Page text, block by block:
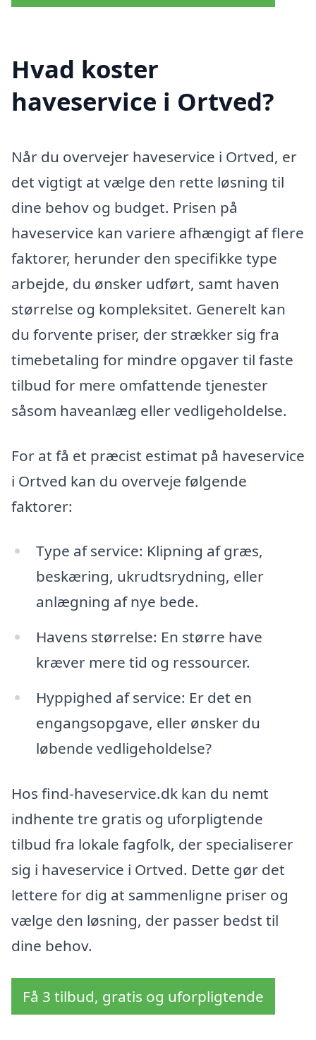
Hvad koster
haveservice i Ortved?
Når du overvejer haveservice i Ortved, er
det vigtigt at vælge den rette løsning til
dine behov og budget. Prisen på
haveservice kan variere afhængigt af flere
faktorer, herunder den specifikke type
arbejde, du ønsker udført, samt haven
størrelse og kompleksitet. Generelt kan
du forvente priser, der strækker sig fra
timebetaling for mindre opgaver til faste
tilbud for mere omfattende tjenester
såsom haveanlæg eller vedligeholdelse.
For at få et præcist estimat på haveservice
i Ortved kan du overveje følgende
faktorer:
Type af service: Klipning af græs,
beskæring, ukrudtsrydning, eller
anlægning af nye bede.
Havens størrelse: En større have
kræver mere tid og ressourcer.
Hyppighed af service: Er det en
engangsopgave, eller ønsker du
løbende vedligeholdelse?
Hos find-haveservice.dk kan du nemt
indhente tre gratis og uforpligtende
tilbud fra lokale fagfolk, der specialiserer
sig i haveservice i Ortved. Dette gør det
lettere for dig at sammenligne priser og
vælge den løsning, der passer bedst til
dine behov.
Få 3 tilbud, gratis og uforpligtende